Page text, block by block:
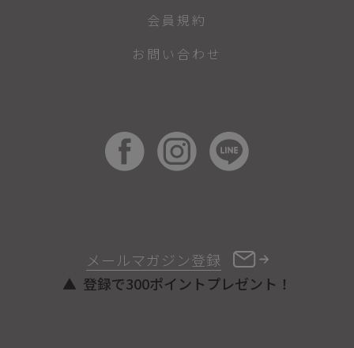
メールマガジン登録
登録で300ポイントプレゼント！
会員規約
お問い合わせ